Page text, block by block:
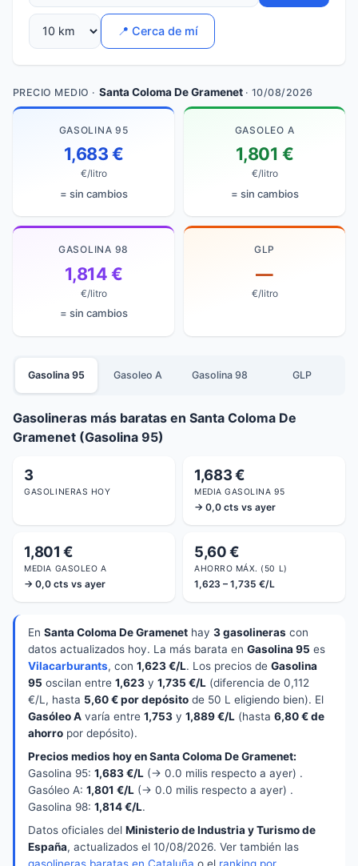
📍 Cerca de mí
PRECIO MEDIO · Santa Coloma De Gramenet· 10/08/2026
GASOLINA 95
1,683 €
€/litro
= sin cambios
GASOLEO A
1,801 €
€/litro
= sin cambios
GASOLINA 98
1,814 €
€/litro
= sin cambios
GLP
—
€/litro
Gasolina 95 Gasoleo A Gasolina 98 GLP
Gasolineras más baratas en Santa Coloma De
Gramenet (Gasolina 95)
3
GASOLINERAS HOY
1,683 €
MEDIA GASOLINA 95
→ 0,0 cts vs ayer
1,801 €
MEDIA GASOLEO A
→ 0,0 cts vs ayer
5,60 €
AHORRO MÁX. (50 L)
1,623 – 1,735 €/L
En Santa Coloma De Gramenet hay 3 gasolineras con
datos actualizados hoy. La más barata en Gasolina 95 es
Vilacarburants, con 1,623 €/L. Los precios de Gasolina
95 oscilan entre 1,623 y 1,735 €/L (diferencia de 0,112
€/L, hasta 5,60 € por depósito de 50 L eligiendo bien). El
Gasóleo A varía entre 1,753 y 1,889 €/L (hasta 6,80 € de
ahorro por depósito).
Precios medios hoy en Santa Coloma De Gramenet:
Gasolina 95: 1,683 €/L (→ 0.0 milis respecto a ayer) .
Gasóleo A: 1,801 €/L (→ 0.0 milis respecto a ayer) .
Gasolina 98: 1,814 €/L.
Datos oficiales del Ministerio de Industria y Turismo de
España, actualizados el 10/08/2026. Ver también las
gasolineras baratas en Cataluña o el ranking por